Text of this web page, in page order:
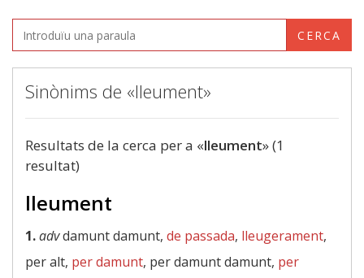
CERCA
Sinònims de «lleument»
Resultats de la cerca per a «lleument» (1
resultat)
lleument
1.advdamunt damunt, de passada, lleugerament,
per alt, per damunt, per damunt damunt, per